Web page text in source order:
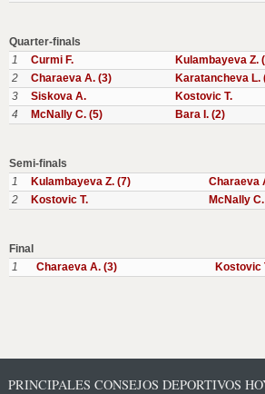
Quarter-finals
1
Curmi F. Kulambayeva Z.
2
Charaeva A. (3) Karatancheva L.
3
Siskova A. Kostovic T.
4
McNally C. (5) Bara I. (2)
Semi-finals
1
Kulambayeva Z. (7) Charaeva
2
Kostovic T. McNally
Final
1
Charaeva A. (3) Kostovic
PRINCIPALES CONSEJOS DEPORTIVOS